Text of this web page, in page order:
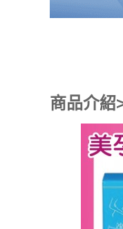
商品介紹